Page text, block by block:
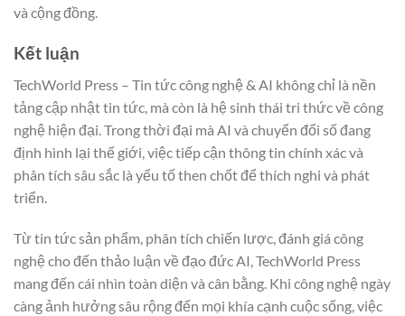
và cộng đồng.
Kết luận
TechWorld Press – Tin tức công nghệ & AI không chỉ là nền
tảng cập nhật tin tức, mà còn là hệ sinh thái tri thức về công
nghệ hiện đại. Trong thời đại mà AI và chuyển đổi số đang
định hình lại thế giới, việc tiếp cận thông tin chính xác và
phân tích sâu sắc là yếu tố then chốt để thích nghi và phát
triển.
Từ tin tức sản phẩm, phân tích chiến lược, đánh giá công
nghệ cho đến thảo luận về đạo đức AI, TechWorld Press
mang đến cái nhìn toàn diện và cân bằng. Khi công nghệ ngày
càng ảnh hưởng sâu rộng đến mọi khía cạnh cuộc sống, việc